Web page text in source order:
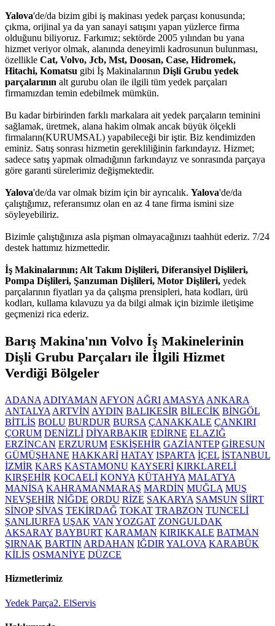
Yalova'de/da bizim gibi iş makinası yedek parçası konusunda;
çıkma, orijinal ya da yan sanayi satışını yapan yüzlerce firma
olduğunu biliyoruz. Farkımız; sektörde 2005 yılından bu yana
hizmet veriyor olmak, alanında deneyimli kadrosunun bulunması,
özellikle Cat, Volvo, Jcb, Mst, Doosan, Case, Hidromek,
Hitachi, Komatsu gibi İş Makinalarının Dişli Grubu yedek
parçalarının alt gurubu olan ile ilgili tüm yedek parçaları
firmamızdan temin edebilmek mümkün.
Bu kadar birbirinden farklı markalara ait yedek parçaların teminini
sağlamak, üretmek, alana hakim olmak ancak büyük ölçekli
firmaların(KURUMSAL) yapabileceği bir iştir. Biz kendimizden
eminiz. Satış sonrası hizmetin gerekliliğinin farkındayız. Hizmet;
sadece satış yapmak olmadığının farkındayız ve sonrasında parçaya
göre garanti sürelerimiz değişmektedir.
Yalova'de/da var olmak bizim için bir ayrıcalık. Yalova'de/da
çalıştığımız, referansımız olan en az 4 tane firma ismini size
söyleyebiliriz.
Bizimle çalıştığınıza asla pişman olmayacağınızı taahhüt ederiz. 7/24
destek hattımız hizmettedir.
İş Makinalarının; Alt Takım Dişlileri, Diferansiyel Dişlileri,
Pompa Dişlileri, Şanzuman Dişlileri, Motor Dişlileri, yedek
parçalarının fiyatları ya da çalışma prensipleri, hata kodları, ürü
kodları, kullama kılavuzu ya da bilgi almak için bizimle iletişime
geçmenizi rica ederiz.
Barış Makina'nın Volvo İş Makinelerinin
Dişli Grubu Parçaları ile İlgili Hizmet
Verdiği Bölgeler
ADANA ADIYAMAN AFYON AĞRI AMASYA ANKARA
ANTALYA ARTVİN AYDIN BALIKESİR BİLECİK BİNGÖL
BİTLİS BOLU BURDUR BURSA ÇANAKKALE ÇANKIRI
ÇORUM DENİZLİ DİYARBAKIR EDİRNE ELAZIĞ
ERZİNCAN ERZURUM ESKİŞEHİR GAZİANTEP GİRESUN
GÜMÜŞHANE HAKKARİ HATAY ISPARTA İÇEL İSTANBUL
İZMİR KARS KASTAMONU KAYSERİ KIRKLARELİ
KIRŞEHİR KOCAELİ KONYA KÜTAHYA MALATYA
MANİSA KAHRAMANMARAŞ MARDİN MUĞLA MUŞ
NEVŞEHİR NİĞDE ORDU RİZE SAKARYA SAMSUN SİİRT
SİNOP SİVAS TEKİRDAĞ TOKAT TRABZON TUNCELİ
ŞANLIURFA UŞAK VAN YOZGAT ZONGULDAK
AKSARAY BAYBURT KARAMAN KIRIKKALE BATMAN
ŞIRNAK BARTIN ARDAHAN IĞDIR YALOVA KARABÜK
KİLİS OSMANİYE DÜZCE
Hizmetlerimiz
Yedek Parça2. ElServis